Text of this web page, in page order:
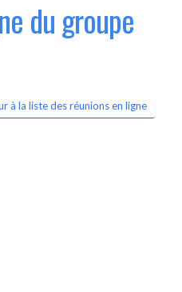
du groupe
à la liste des réunions en ligne